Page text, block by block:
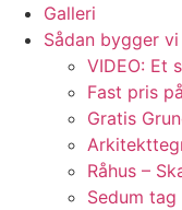
Galleri
Sådan bygger vi
VIDEO: Et
Fast pris
Gratis
Råhus –
Sedum